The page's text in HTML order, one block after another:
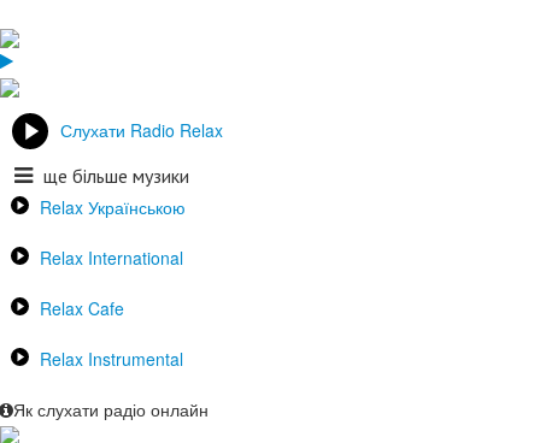
Слухати Radio Relax
ще більше музики
Relax Українською
Relax International
Relax Cafe
Relax Instrumental
Як слухати радіо онлайн